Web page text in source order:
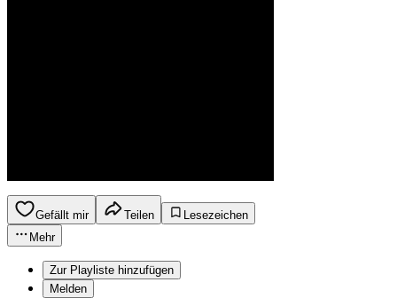
Gefällt mir Teilen
Lesezeichen
Mehr
Zur Playliste hinzufügen
Melden